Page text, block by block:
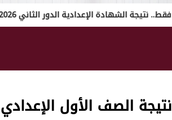
الإعدادية الدور الثاني 2026 في المحافظات